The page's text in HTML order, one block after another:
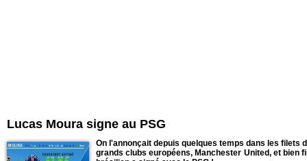
Lucas Moura signe au PSG
On l'annonçait depuis quelques temps dans les filets
grands clubs européens, Manchester United, et bien